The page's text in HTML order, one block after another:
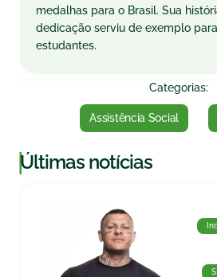
medalhas para o Brasil. Sua
dedicação serviu de exemplo
estudantes.
Categorias:
Assistência Social
|Últimas notícias